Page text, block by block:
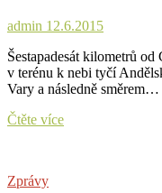
admin 12.6.2015
Šestapadesát kilometrů
v terénu k nebi tyčí
Vary a následně směrem…
Čtěte víceAndělská
Zprávy